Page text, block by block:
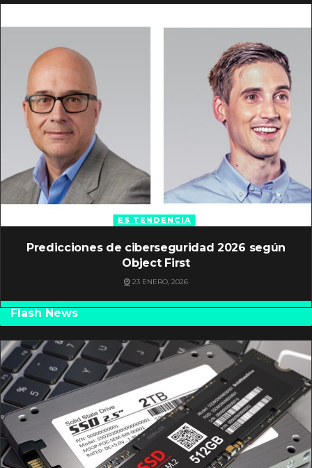
ES TENDENCIA
Predicciones de ciberseguridad 2026 según
Object First
23 ENERO, 2026
Flash News